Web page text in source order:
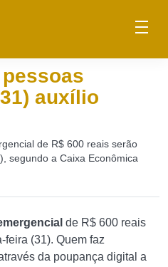
auxílio
de R$ 600 reais serão
segundo a Caixa Econômica
de R$ 600 reais
(31). Quem faz
da poupança digital a